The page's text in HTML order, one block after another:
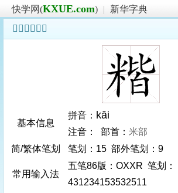
快学网(KXUE.com) |
新华字典
𥻄字基本信息
基本信息
拼音： kāi
注音： 部首： 米部
简/繁体笔划
笔划：15 部外笔划：9
常用输入法
五笔86版：OXXR 笔划：
431234153532511